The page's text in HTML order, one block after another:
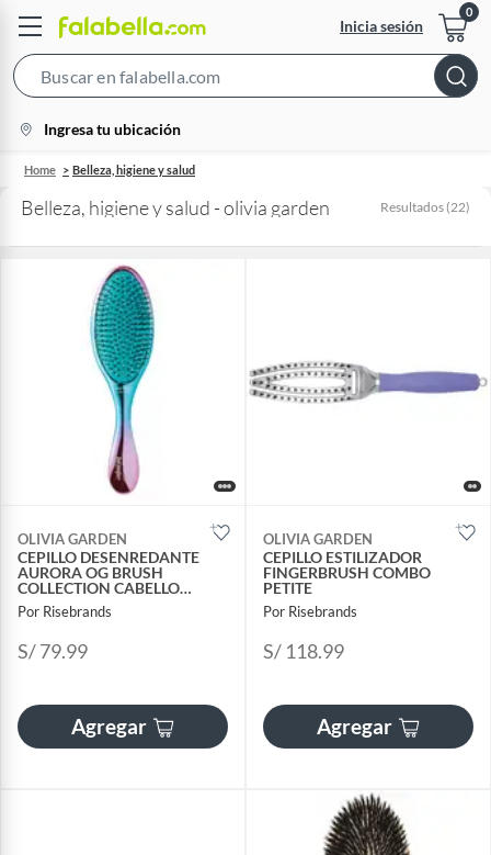
Inicia sesión
Bar
location-
icon
Ingresa tu ubicación
Home Belleza, higiene y salud
Belleza, higiene y salud - olivia garden Resultados (22)
OLIVIA GARDEN
CEPILLO DESENREDANTE
AURORA OG BRUSH
COLLECTION CABELLO
MEDIO-GRUESO
Por Risebrands
S/ 79.99
Agregar
OLIVIA GARDEN
CEPILLO ESTILIZADOR
FINGERBRUSH COMBO
PETITE
Por Risebrands
S/ 118.99
Agregar